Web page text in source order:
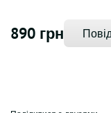
890 грн